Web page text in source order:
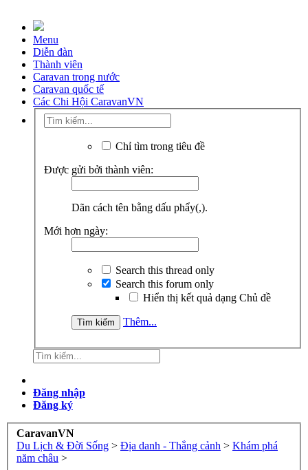
Menu
Diễn đàn
Thành viên
Caravan trong nước
Caravan quốc tế
Các Chi Hội CaravanVN
Chỉ tìm trong tiêu đề
Được gửi bởi thành viên:
Dãn cách tên bằng dấu phẩy(,).
Mới hơn ngày:
Search this thread only
Search this forum only
Hiển thị kết quả dạng Chủ đề
Thêm...
Đăng nhập
Đăng ký
CaravanVN
Du Lịch & Đời Sống > Địa danh - Thắng cảnh > Khám phá
năm châu >